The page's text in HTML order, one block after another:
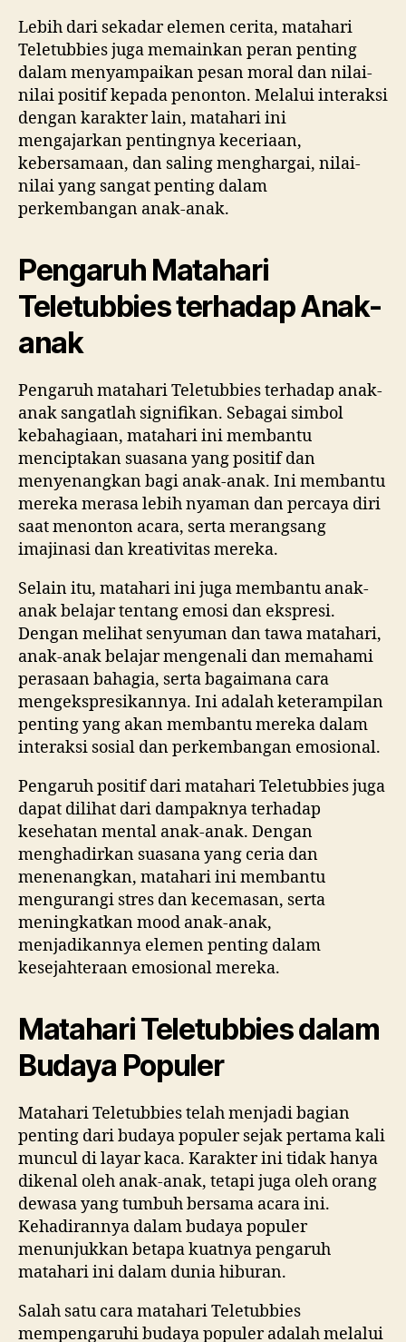
Lebih dari sekadar elemen cerita, matahari
Teletubbies juga memainkan peran penting
dalam menyampaikan pesan moral dan nilai-
nilai positif kepada penonton. Melalui interaksi
dengan karakter lain, matahari ini
mengajarkan pentingnya keceriaan,
kebersamaan, dan saling menghargai, nilai-
nilai yang sangat penting dalam
perkembangan anak-anak.
Pengaruh Matahari
Teletubbies terhadap Anak-
anak
Pengaruh matahari Teletubbies terhadap anak-
anak sangatlah signifikan. Sebagai simbol
kebahagiaan, matahari ini membantu
menciptakan suasana yang positif dan
menyenangkan bagi anak-anak. Ini membantu
mereka merasa lebih nyaman dan percaya diri
saat menonton acara, serta merangsang
imajinasi dan kreativitas mereka.
Selain itu, matahari ini juga membantu anak-
anak belajar tentang emosi dan ekspresi.
Dengan melihat senyuman dan tawa matahari,
anak-anak belajar mengenali dan memahami
perasaan bahagia, serta bagaimana cara
mengekspresikannya. Ini adalah keterampilan
penting yang akan membantu mereka dalam
interaksi sosial dan perkembangan emosional.
Pengaruh positif dari matahari Teletubbies juga
dapat dilihat dari dampaknya terhadap
kesehatan mental anak-anak. Dengan
menghadirkan suasana yang ceria dan
menenangkan, matahari ini membantu
mengurangi stres dan kecemasan, serta
meningkatkan mood anak-anak,
menjadikannya elemen penting dalam
kesejahteraan emosional mereka.
Matahari Teletubbies dalam
Budaya Populer
Matahari Teletubbies telah menjadi bagian
penting dari budaya populer sejak pertama kali
muncul di layar kaca. Karakter ini tidak hanya
dikenal oleh anak-anak, tetapi juga oleh orang
dewasa yang tumbuh bersama acara ini.
Kehadirannya dalam budaya populer
menunjukkan betapa kuatnya pengaruh
matahari ini dalam dunia hiburan.
Salah satu cara matahari Teletubbies
mempengaruhi budaya populer adalah melalui